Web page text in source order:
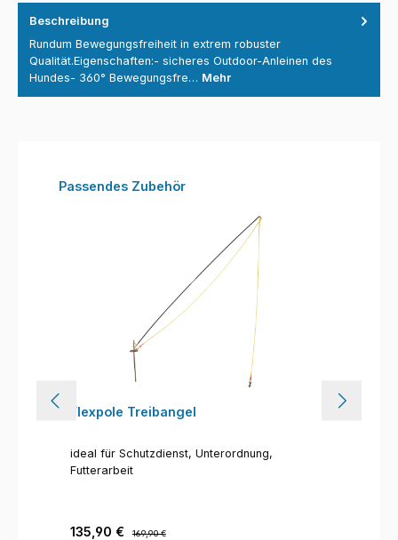
Beschreibung
Rundum Bewegungsfreiheit in extrem robuster
Qualität.Eigenschaften:- sicheres Outdoor-Anleinen des
Hundes- 360° Bewegungsfre… Mehr
Produktgalerie überspringen
Passendes Zubehör
Flexpole Treibangel
ideal für Schutzdienst, Unterordnung,
Futterarbeit
Verkaufspreis:
135,90 €
169,90 €